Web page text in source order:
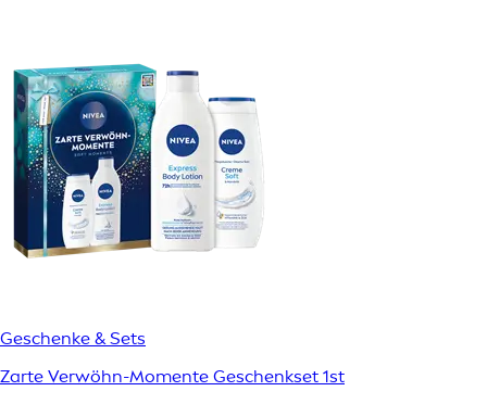
Geschenke & Sets
Zarte Verwöhn-Momente Geschenkset 1st